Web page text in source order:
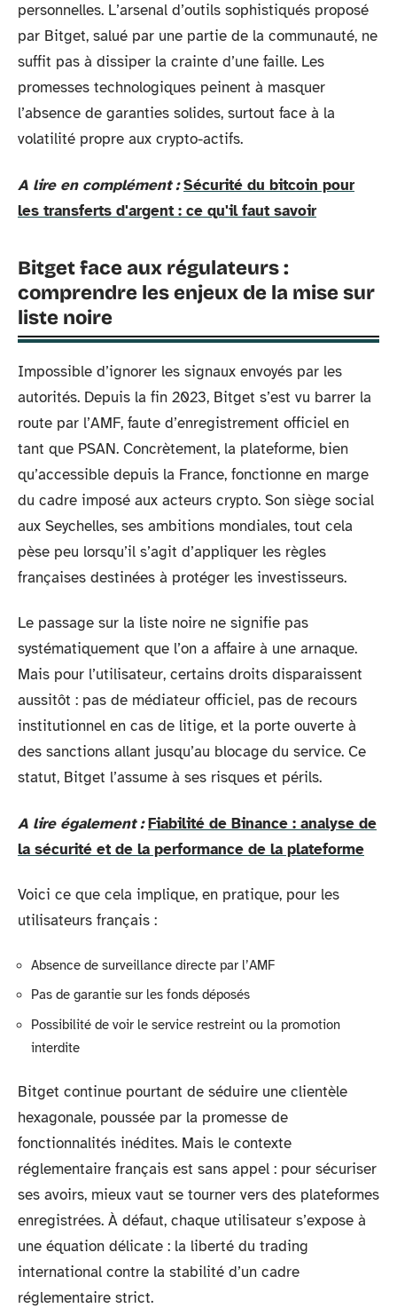
personnelles. L’arsenal d’outils sophistiqués proposé
par Bitget, salué par une partie de la communauté, ne
suffit pas à dissiper la crainte d’une faille. Les
promesses technologiques peinent à masquer
l’absence de garanties solides, surtout face à la
volatilité propre aux crypto-actifs.
A lire en complément : Sécurité du bitcoin pour
les transferts d'argent : ce qu'il faut savoir
Bitget face aux régulateurs :
comprendre les enjeux de la mise sur
liste noire
Impossible d’ignorer les signaux envoyés par les
autorités. Depuis la fin 2023, Bitget s’est vu barrer la
route par l’AMF, faute d’enregistrement officiel en
tant que PSAN. Concrètement, la plateforme, bien
qu’accessible depuis la France, fonctionne en marge
du cadre imposé aux acteurs crypto. Son siège social
aux Seychelles, ses ambitions mondiales, tout cela
pèse peu lorsqu’il s’agit d’appliquer les règles
françaises destinées à protéger les investisseurs.
Le passage sur la liste noire ne signifie pas
systématiquement que l’on a affaire à une arnaque.
Mais pour l’utilisateur, certains droits disparaissent
aussitôt : pas de médiateur officiel, pas de recours
institutionnel en cas de litige, et la porte ouverte à
des sanctions allant jusqu’au blocage du service. Ce
statut, Bitget l’assume à ses risques et périls.
A lire également : Fiabilité de Binance : analyse de
la sécurité et de la performance de la plateforme
Voici ce que cela implique, en pratique, pour les
utilisateurs français :
Absence de surveillance directe par l’AMF
Pas de garantie sur les fonds déposés
Possibilité de voir le service restreint ou la promotion
interdite
Bitget continue pourtant de séduire une clientèle
hexagonale, poussée par la promesse de
fonctionnalités inédites. Mais le contexte
réglementaire français est sans appel : pour sécuriser
ses avoirs, mieux vaut se tourner vers des plateformes
enregistrées. À défaut, chaque utilisateur s’expose à
une équation délicate : la liberté du trading
international contre la stabilité d’un cadre
réglementaire strict.